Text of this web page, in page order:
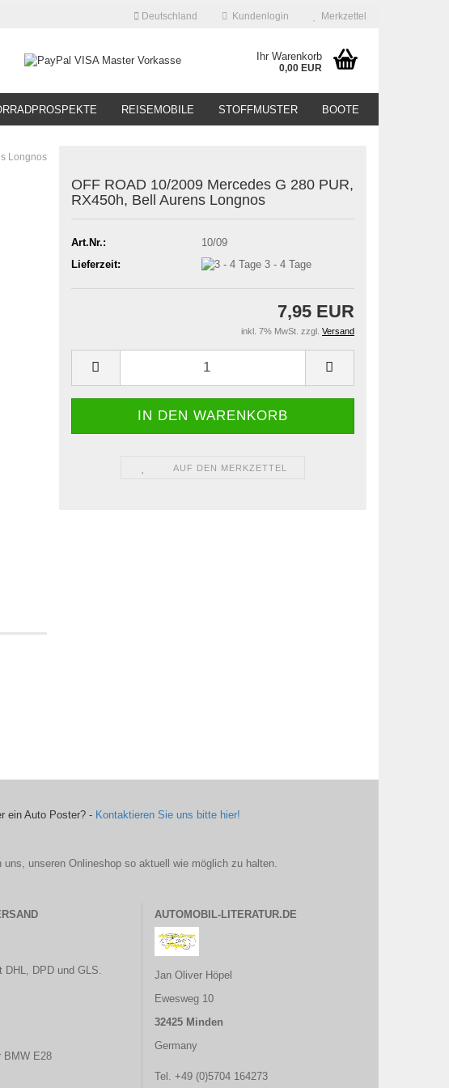
Deutschland Kundenlogin Merkzettel
Ihr Warenkorb
0,00 EUR
REISEMOBILE STOFFMUSTER BOOTE
Longnos
OFF ROAD 10/2009 Mercedes G 280 PUR,
RX450h, Bell Aurens Longnos
Art.Nr.:
10/09
Lieferzeit:
3 - 4 Tage
7,95 EUR
inkl. 7% MwSt. zzgl. Versand
AUF DEN MERKZETTEL
ein Auto Poster? - Kontaktieren Sie uns bitte hier!
unseren Onlineshop so aktuell wie möglich zu halten.
DHL, DPD und GLS.
BMW E28
AUTOMOBIL-LITERATUR.DE
Jan Oliver Höpel
Ewesweg 10
32425 Minden
Germany
Tel. +49 (0)5704 164273